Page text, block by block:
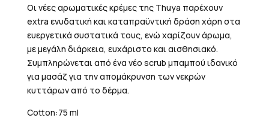
Οι νέες αρωματικές κρέμες της Thuya παρέχουν
extra ενυδατική και καταπραϋντική δράση χάρη στα
ευεργετικά συστατικά τους, ενώ χαρίζουν άρωμα,
με μεγάλη διάρκεια, ευχάριστο και αισθησιακό.
Συμπληρώνεται από ένα νέο scrub μπαμπού ιδανικό
για μασάζ για την απομάκρυνση των νεκρών
κυττάρων από το δέρμα.
Cotton:75 ml